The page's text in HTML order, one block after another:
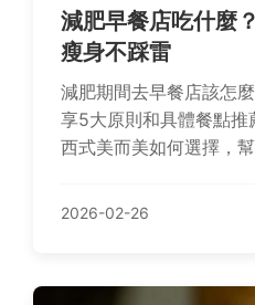
減肥早餐店吃什麼
瘦身不踩雷
減肥期間去早餐店該怎
享5大原則和具體餐點推
西式美而美如何選擇，
2026-02-26